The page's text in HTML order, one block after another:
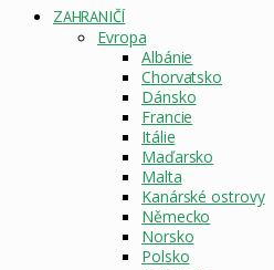
STRÁNKA
ZAHRANIČÍ
Evropa
Albánie
Chorvatsko
Dánsko
Francie
Itálie
Maďarsko
Malta
Kanárské ostrovy
Německo
Norsko
Polsko